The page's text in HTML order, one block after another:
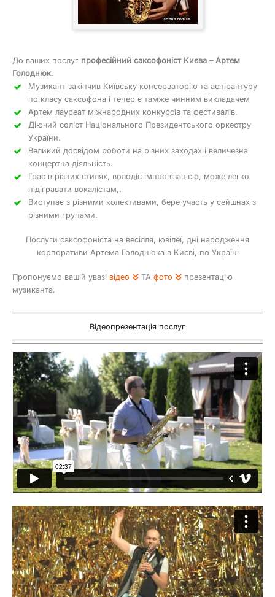
До ваших послуг професійний саксофоніст Києва – Артем
Голоднюк.
Музикант закінчив Київську консерваторію та аспірантуру
по класу саксофона і тепер є тамже чинним викладачем
Артем лауреат міжнародних конкурсів та фестивалів.
Діючий соліст Національного Президентського оркестру
України.
Великий досвідом роботи на різних заходах і величезна
концертна діяльність.
Грає в різних стилях, володіє імпровізацією, може легко
підігравати вокалістам,.
Виступає з різними колективами, бере участь у сейшнах з
різними групами.
Послуги саксофоніста на весілля, ювілеї, дні народження
корпоративи Артема Голоднюка в Києві, по Україні
Пропонуємо вашій увазі відео ТА фото
презентацію
музиканта.
Відеопрезентація послуг